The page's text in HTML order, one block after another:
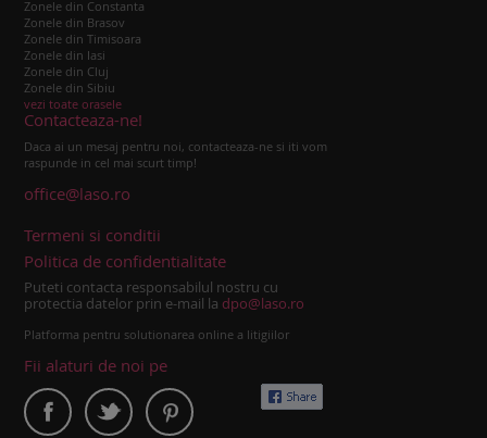
Zonele din Constanta
Zonele din Brasov
Zonele din Timisoara
Zonele din Iasi
Zonele din Cluj
Zonele din Sibiu
vezi toate orasele
Contacteaza-ne!
Daca ai un mesaj pentru noi, contacteaza-ne si iti vom
raspunde in cel mai scurt timp!
office@laso.ro
Termeni si conditii
Politica de confidentialitate
Puteti contacta responsabilul nostru cu
protectia datelor prin e-mail la dpo@laso.ro
Platforma pentru solutionarea online a litigiilor
Fii alaturi de noi pe